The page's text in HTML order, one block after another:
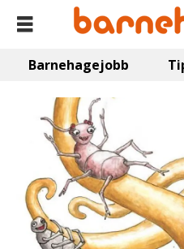
Barnehagejobb